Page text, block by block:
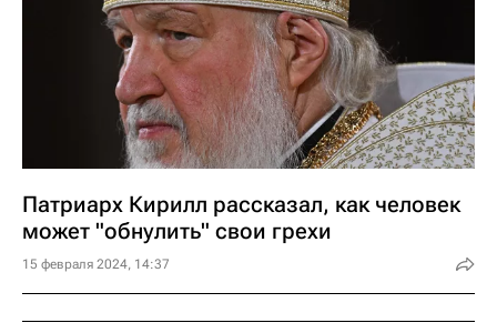
Патриарх Кирилл рассказал, как человек
может "обнулить" свои грехи
15 февраля 2024, 14:37